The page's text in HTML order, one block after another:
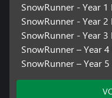
SnowRunner - Year
SnowRunner - Year
SnowRunner - Year
SnowRunner – Year
SnowRunner – Year